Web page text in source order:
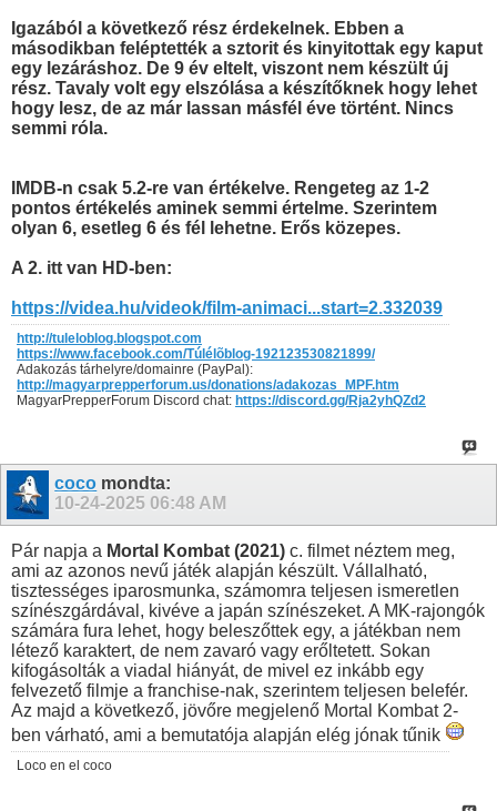
Igazából a következő rész érdekelnek. Ebben a
másodikban feléptették a sztorit és kinyitottak egy kaput
egy lezáráshoz. De 9 év eltelt, viszont nem készült új
rész. Tavaly volt egy elszólása a készítőknek hogy lehet
hogy lesz, de az már lassan másfél éve történt. Nincs
semmi róla.
IMDB-n csak 5.2-re van értékelve. Rengeteg az 1-2
pontos értékelés aminek semmi értelme. Szerintem
olyan 6, esetleg 6 és fél lehetne. Erős közepes.
A 2. itt van HD-ben:
https://videa.hu/videok/film-animaci...start=2.332039
http://tuleloblog.blogspot.com
https://www.facebook.com/Túlélõblog-192123530821899/
Adakozás tárhelyre/domainre (PayPal):
http://magyarprepperforum.us/donations/adakozas_MPF.htm
MagyarPrepperForum Discord chat: https://discord.gg/Rja2yhQZd2
coco mondta:
10-24-2025 06:48 AM
Pár napja a Mortal Kombat (2021) c. filmet néztem meg,
ami az azonos nevű játék alapján készült. Vállalható,
tisztességes iparosmunka, számomra teljesen ismeretlen
színészgárdával, kivéve a japán színészeket. A MK-rajongók
számára fura lehet, hogy beleszőttek egy, a játékban nem
létező karaktert, de nem zavaró vagy erőltetett. Sokan
kifogásolták a viadal hiányát, de mivel ez inkább egy
felvezető filmje a franchise-nak, szerintem teljesen belefér.
Az majd a következő, jövőre megjelenő Mortal Kombat 2-
ben várható, ami a bemutatója alapján elég jónak tűnik
Loco en el coco